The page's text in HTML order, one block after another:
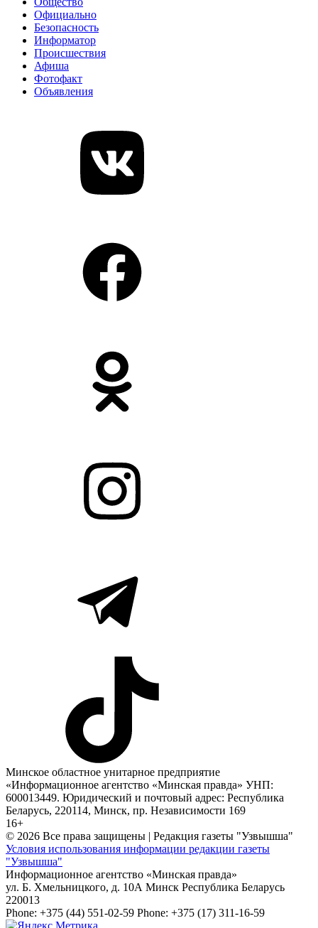
Официально
Безопасность
Информатор
Происшествия
Афиша
Фотофакт
Объявления
Минское областное унитарное предприятие
«Информационное агентство «Минская правда» УНП:
600013449. Юридический и почтовый адрес: Республика
Беларусь, 220114, Минск, пр. Независимости 169
16+
© 2026 Все права защищены | Редакция газеты "Узвышша"
Условия использования информации редакции газеты
"Узвышша"
Информационное агентство «Минская правда»
ул. Б. Хмельницкого, д. 10А Минск Республика Беларусь
220013
Phone: +375 (44) 551-02-59 Phone: +375 (17) 311-16-59